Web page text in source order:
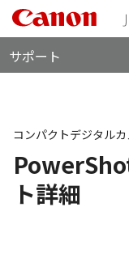
サポート
ト詳細
コンパクトデジタル